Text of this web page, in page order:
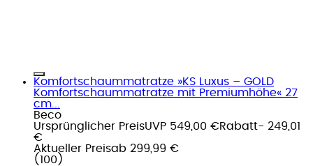
Komfortschaummatratze »KS Luxus – GOLD
Komfortschaummatratze mit Premiumhöhe« 27
cm...
Beco
Ursprünglicher PreisUVP 549,00 €Rabatt- 249,01
€
Aktueller Preisab 299,99 €
( 100 )